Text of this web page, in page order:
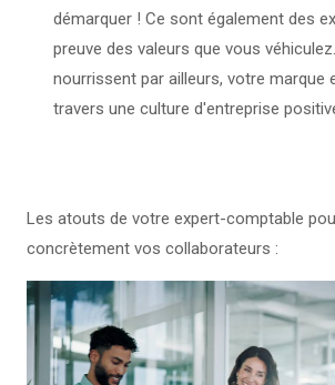
démarquer ! Ce sont également des
preuve des valeurs que vous
nourrissent par ailleurs, votre marque
travers une culture d'entreprise
Les atouts de votre expert-comptable
concrètement vos collaborateurs :